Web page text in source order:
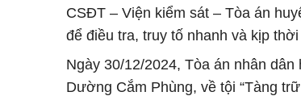
CSĐT – Viện kiểm sát – Tòa án
để điều tra, truy tố nhanh và kịp
Ngày 30/12/2024, Tòa án nhân
Dường Cắm Phùng, về tội “Tàng